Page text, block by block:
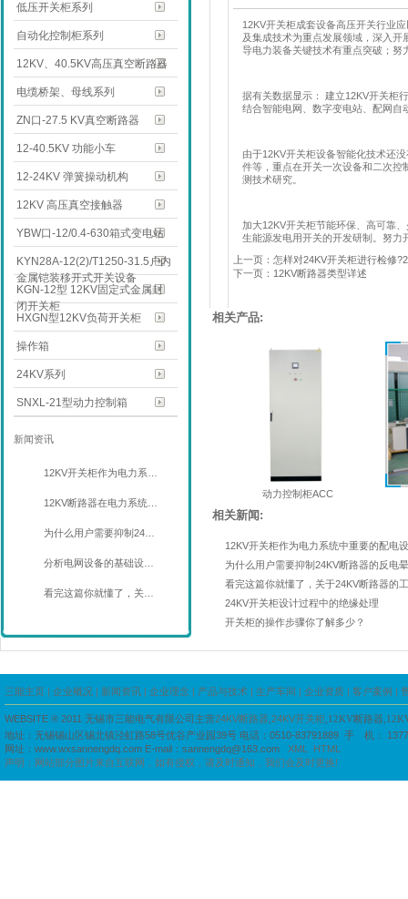
低压开关柜系列
自动化控制柜系列
12KV、40.5KV高压真空断路器
电缆桥架、母线系列
ZN口-27.5 KV真空断路器
12-40.5KV 功能小车
12-24KV 弹簧操动机构
12KV 高压真空接触器
YBW口-12/0.4-630箱式变电站
KYN28A-12(2)/T1250-31.5户内
金属铠装移开式开关设备
KGN-12型 12KV固定式金属封
闭开关柜
HXGN型12KV负荷开关柜
操作箱
24KV系列
SNXL-21型动力控制箱
新闻资讯
12KV开关柜作为电力系…
12KV断路器在电力系统…
为什么用户需要抑制24…
分析电网设备的基础设…
看完这篇你就懂了，关…
12KV开关柜成套设备高压开关行业
及集成技术为重点发展领域，深入开
导电力装备关键技术有重点突破；努
据有关数据显示： 建立12KV开关柜
结合智能电网、数字变电站、配网自
由于12KV开关柜设备智能化技术还
件等，重点在开关一次设备和二次控
测技术研究。
加大12KV开关柜节能环保、高可靠
生能源发电用开关的开发研制。努力
上一页：怎样对24KV开关柜进行检修
下一页：12KV断路器类型详述
相关产品:
动力控制柜ACC
相关新闻:
12KV开关柜作为电力系统中重要的配电
为什么用户需要抑制24KV断路器的反电
看完这篇你就懂了，关于24KV断路器的
24KV开关柜设计过程中的绝缘处理
开关柜的操作步骤你了解多少？
三能主页 | 企业概况 | 新闻资讯 | 企业理念 | 产品与技术 | 生产车间 | 企业资质 | 客户案例 |
WEBSITE ® 2011 无锡市三能电气有限公司主营24KV断路器 24KV开关柜 ,12KV断路器
地址： 无锡锡山区锡北镇泾虹路58号优谷产业园39号 电话： 0510-83791889 手 机：
网址： www.wxsannengdq.com E-mail： sannengdq@163.com XML
HTML
声明：网站部分图片来自互联网，如有侵权，请及时通知，我们会及时更换!